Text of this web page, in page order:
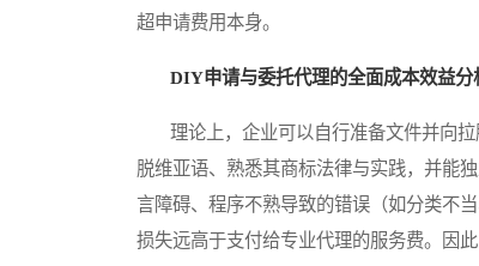
超申请费用本身。
DIY申请与委托代理的全面成本效益分
理论上，企业可以自行准备文件并向拉
脱维亚语、熟悉其商标法律与实践，并能
言障碍、程序不熟导致的错误（如分类不
损失远高于支付给专业代理的服务费。因